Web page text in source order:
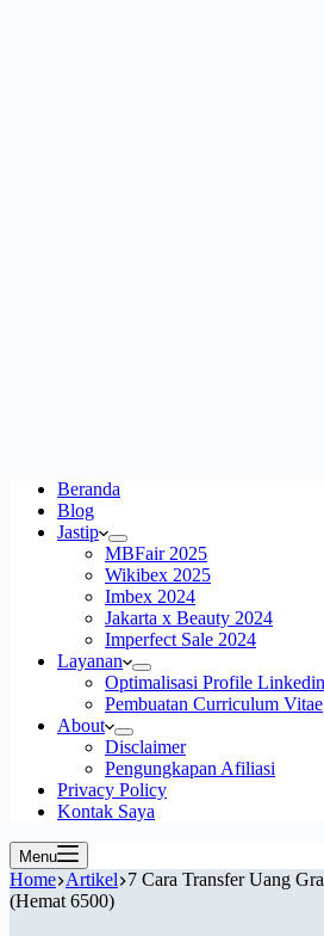
Beranda
Blog
Jastip
MBFair 2025
Wikibex 2025
Imbex 2024
Jakarta x Beauty 2024
Imperfect Sale 2024
Layanan
Optimalisasi Profile Linkedin
Pembuatan Curriculum Vitae
About
Disclaimer
Pengungkapan Afiliasi
Privacy Policy
Kontak Saya
Menu
Home Artikel 7 Cara Transfer Uang
(Hemat 6500)